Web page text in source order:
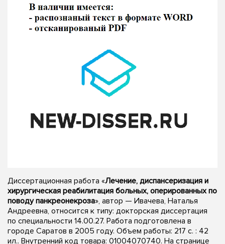
Диссертационная работа «Лечение, диспансеризация и
хирургическая реабилитация больных, оперированных по
поводу панкреонекроза», автор — Ивачева, Наталья
Андреевна, относится к типу: докторская диссертация
по специальности 14.00.27. Работа подготовлена в
городе Саратов в 2005 году. Объем работы: 217 с. : 42
ил.. Внутренний код товара: 01004070740. На странице